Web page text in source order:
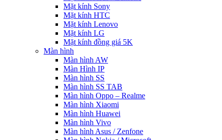
Mặt kính Sony
Mặt kính HTC
Mặt kính Lenovo
Mặt kính LG
Mặt kính đồng giá 5K
Màn hình
Màn hình AW
Màn Hình IP
Màn hình SS
Màn hình SS TAB
Màn hình Oppo – Realme
Màn hình Xiaomi
Màn hình Huawei
Màn hình Vivo
Màn hình Asus / Zenfone